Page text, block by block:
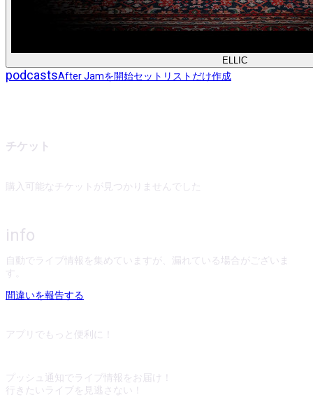
ELLIC
podcastsAfter Jamを開始セットリストだけ作成
チケット
購入可能なチケットが見つかりませんでした
info
自動でライブ情報を集めていますが、漏れている場合がございま
す。
間違いを報告する
アプリでもっと便利に！
プッシュ通知でライブ情報をお届け！
行きたいライブを見逃さない！